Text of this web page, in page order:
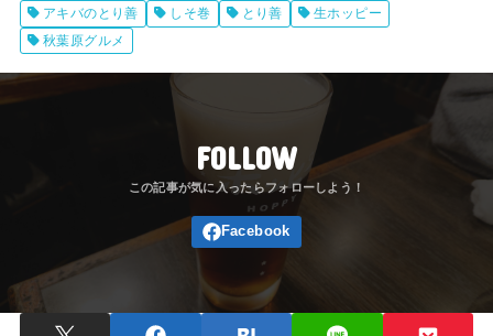
アキバのとり善
しそ巻 とり善
生ホッピー
秋葉原グルメ
FOLLOW